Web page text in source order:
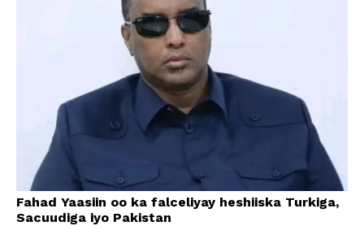
Fahad Yaasiin oo ka falceliyay heshiiska Turkiga,
Sacuudiga iyo Pakistan